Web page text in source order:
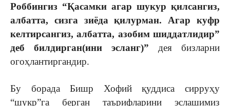
Роббингиз “Қасамки агар шукур қилсангиз,
албатта, сизга зиёда қилурман. Агар куфр
келтирсангиз, албатта, азобим шиддатлидир”
деб билдирган(ини эсланг)” дея бизларни
огоҳлантиргандир.
Бу борада Бишр Хофий қуддиса сирруҳу
“шукр”га берган таърифларини эслашимиз